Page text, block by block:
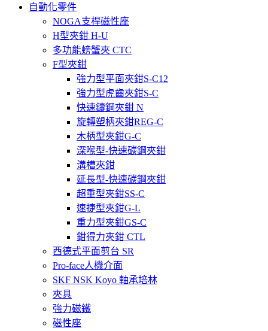
自動化零件
NOGA支桿磁性座
H型夾鉗 H-U
多功能螃蟹夾 CTC
F型夾鉗
強力型平面夾鉗S-C12
強力型虎齒夾鉗S-C
快速鑄鋼夾鉗 N
旋轉塑柄夾鉗REG-C
木柄型夾鉗G-C
深喉型-快速碳鋼夾鉗
溝槽夾鉗
延長型-快速碳鋼夾鉗
超重型夾鉗SS-C
速捷型夾鉗G-L
重力型夾鉗GS-C
鉗得力夾鉗 CTL
西德式平面剪台 SR
Pro-face人機介面
SKF NSK Koyo 軸承培林
夾具
強力磁鐵
磁性座